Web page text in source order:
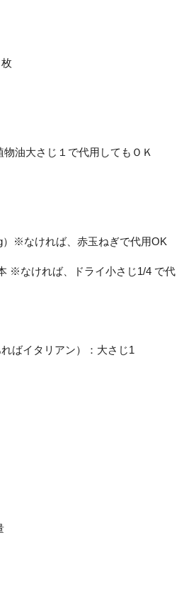
油大さじ１で代用してもＯＫ
）※なければ、赤玉ねぎで代用OK
※なければ、ドライ小さじ1/4 で代
ばイタリアン）：大さじ1